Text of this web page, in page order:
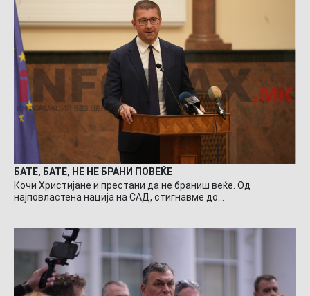
БАТЕ, БАТЕ, НЕ НЕ БРАНИ ПОВЕЌЕ
Кочи Христијане и престани да не браниш веќе. Од
најповластена нација на САД, стигнавме до…